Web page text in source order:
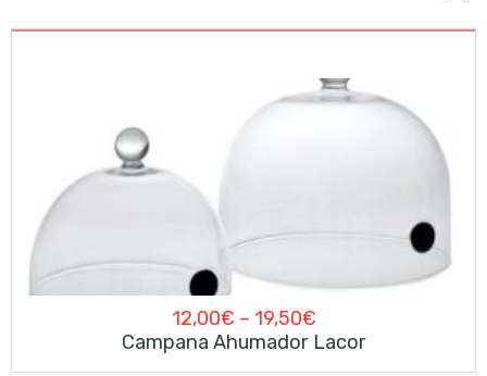
12,00€ – 19,50€
Campana Ahumador Lacor